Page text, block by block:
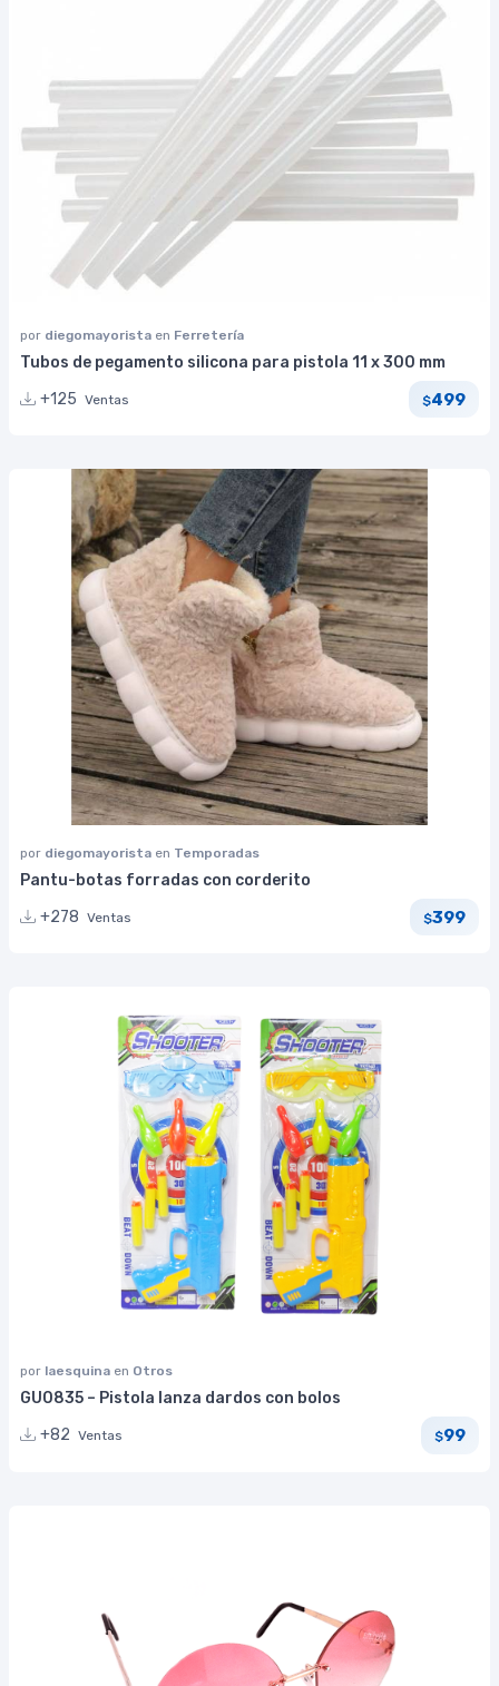
por diegomayorista en Ferretería
Tubos de pegamento silicona para pistola 11 x 300 mm
+125 Ventas $499
por diegomayorista en Temporadas
Pantu-botas forradas con corderito
+278 Ventas $399
por laesquina en Otros
GU0835 – Pistola lanza dardos con bolos
+82 Ventas $99